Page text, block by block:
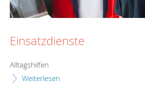
Einsatzdienste
Alltagshilfen
Weiterlesen